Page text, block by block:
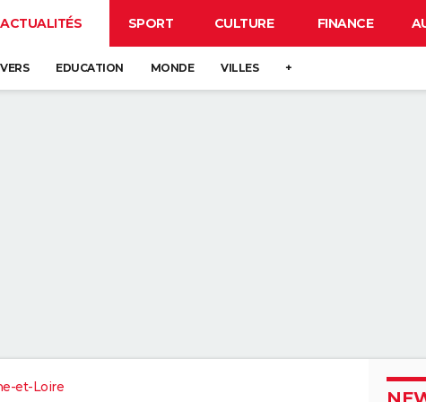
ACTUALITÉS SPORT CULTURE FINANCE
EDUCATION MONDE VILLES +
et-Loire